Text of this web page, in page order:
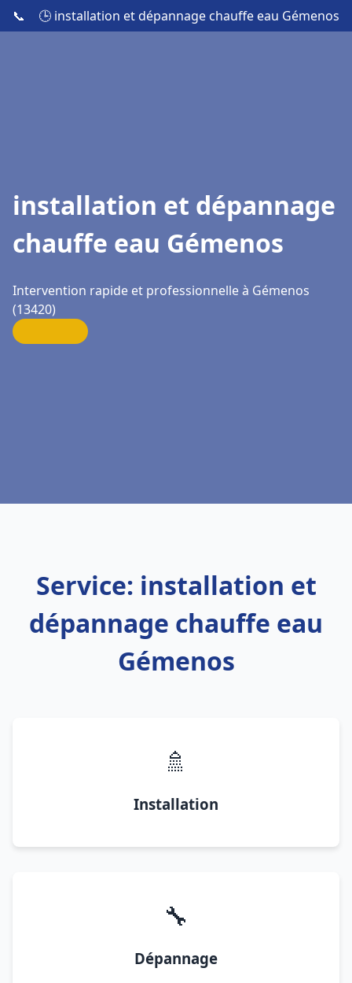
📞 🕒 installation et dépannage chauffe eau Gémenos
installation et dépannage
chauffe eau Gémenos
Intervention rapide et professionnelle à Gémenos
(13420)
Service: installation et
dépannage chauffe eau
Gémenos
🚿
Installation
🔧
Dépannage